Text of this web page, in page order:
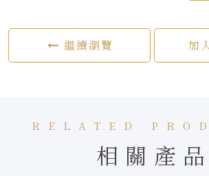
繼續瀏覽 加
RELATED
相關產品